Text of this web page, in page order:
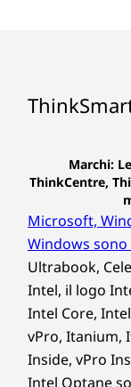
sicuro.
2 USB-A 3.2 di
USB-C 3.2 di
Controller)
2 uscite HDMI
Opzionale:
Ethernet RJ-45
Dimensioni (A
3,75 cm x 22,6
Peso
-Uscita HDMI
Ethernet RJ-45
-USB-C 3.2 di
-USB-A 3.2 di
-Uscita HDMI
Marchi:
ThinkCentre,
Microsoft,
Windows
Ultrabook,
Intel, il logo
Intel Core,
vPro, Itanium,
Inside, vPro
Intel Optane